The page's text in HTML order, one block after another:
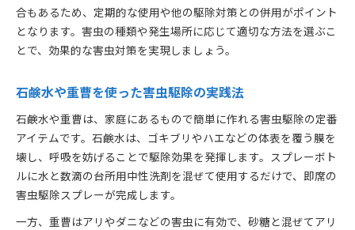
合もあるため、定期的な使用や他の駆除対策との併用がポイント
となります。害虫の種類や発生場所に応じて適切な方法を選ぶこ
とで、効果的な害虫対策を実現しましょう。
石鹸水や重曹を使った害虫駆除の実践法
石鹸水や重曹は、家庭にあるもので簡単に作れる害虫駆除の定番
アイテムです。石鹸水は、ゴキブリやハエなどの体表を覆う膜を
壊し、呼吸を妨げることで駆除効果を発揮します。スプレーボト
ルに水と数滴の台所用中性洗剤を混ぜて使用するだけで、即席の
害虫駆除スプレーが完成します。
一方、重曹はアリやダニなどの害虫に有効で、砂糖と混ぜてアリ